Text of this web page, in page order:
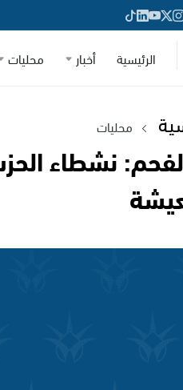
الرئيسية أخبار محليات
محليات
نشطاء